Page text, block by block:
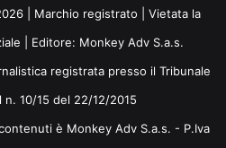
| Marchio registrato | Vietata la
| Editore: Monkey Adv S.a.s.
registrata presso il Tribunale
n. 10/15 del 22/12/2015
è Monkey Adv S.a.s. - P.Iva